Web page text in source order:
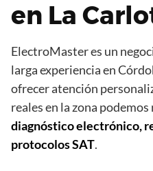
en La
ElectroMaster es un
larga experiencia en
ofrecer atención
reales en la zona
diagnóstico electrónico,
protocolos SAT.